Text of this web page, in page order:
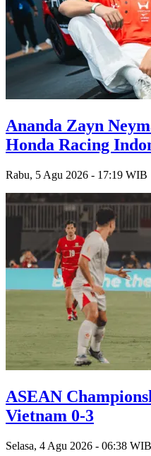
Ananda Zayn
Honda Racing
Rabu, 5 Agu 2026 - 17:19 WIB
ASEAN
Vietnam 0-3
Selasa, 4 Agu 2026 - 06:38 WIB